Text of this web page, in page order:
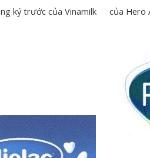
ký trước của Vinamilk
của Hero